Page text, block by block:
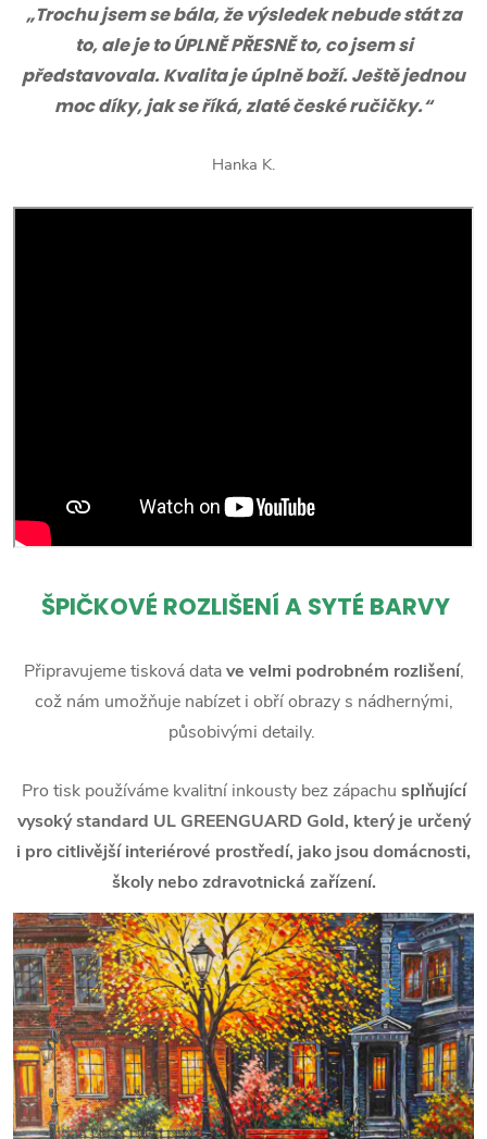
„Trochu jsem se bála, že výsledek nebude stát za
to, ale je to ÚPLNĚ PŘESNĚ to, co jsem si
představovala. Kvalita je úplně boží. Ještě jednou
moc díky, jak se říká, zlaté české ručičky.“
Hanka K.
ŠPIČKOVÉ ROZLIŠENÍ A SYTÉ BARVY
Připravujeme tisková datave velmi podrobném rozlišení,
což nám umožňuje nabízet i obří obrazy s nádhernými,
působivými detaily.
Pro tisk používáme kvalitní inkousty bez zápachu splňující
vysoký standard UL GREENGUARD Gold, který je určený
i pro citlivější interiérové prostředí, jako jsou domácnosti,
školy nebo zdravotnická zařízení.